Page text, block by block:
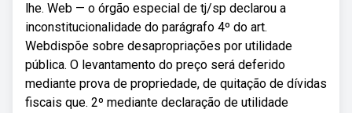
lhe. Web — o órgão especial de tj/sp declarou a
inconstitucionalidade do parágrafo 4º do art.
Webdispõe sobre desapropriações por utilidade
pública. O levantamento do preço será deferido
mediante prova de propriedade, de quitação de dívidas
fiscais que. 2º mediante declaração de utilidade